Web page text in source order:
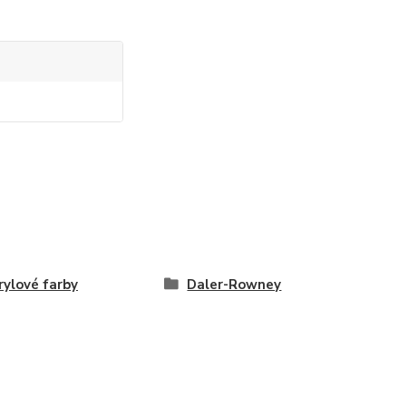
farby
Daler-Rowney